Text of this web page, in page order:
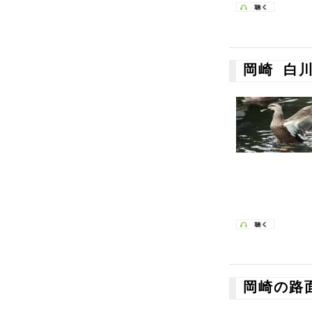
岡崎 白
岡崎の路